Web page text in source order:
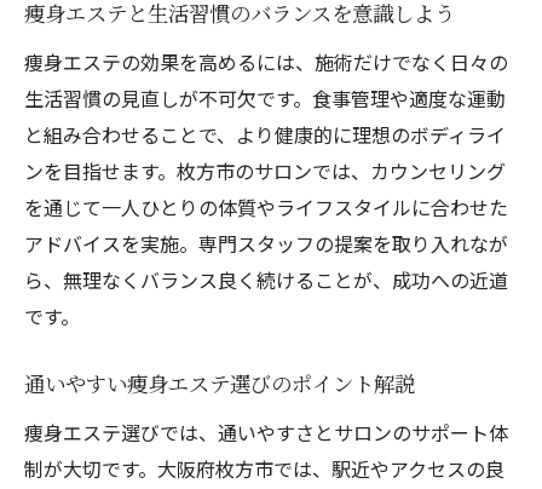
痩身エステと生活習慣のバランスを意識しよう
痩身エステの効果を高めるには、施術だけでなく日々の
生活習慣の見直しが不可欠です。食事管理や適度な運動
と組み合わせることで、より健康的に理想のボディライ
ンを目指せます。枚方市のサロンでは、カウンセリング
を通じて一人ひとりの体質やライフスタイルに合わせた
アドバイスを実施。専門スタッフの提案を取り入れなが
ら、無理なくバランス良く続けることが、成功への近道
です。
通いやすい痩身エステ選びのポイント解説
痩身エステ選びでは、通いやすさとサロンのサポート体
制が大切です。大阪府枚方市では、駅近やアクセスの良